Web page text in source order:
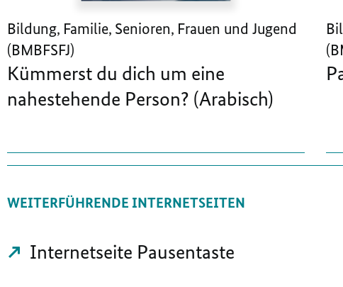
Bildung, Familie, Senioren, Frauen und Jugend
(BMBFSFJ)
Kümmerst du dich um eine
nahestehende Person? (Arabisch)
WEITERFÜHRENDE INTERNETSEITEN
Internetseite Pausentaste